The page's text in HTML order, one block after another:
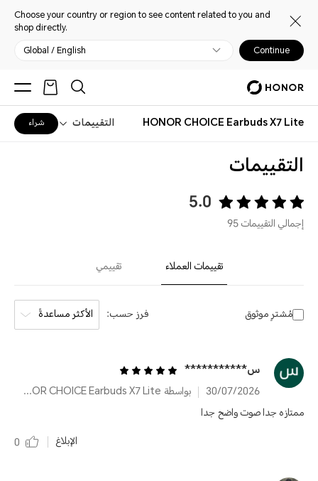
Choose your country or region to see content related to you and
shop directly.
Global / English Continue
HONOR CHOICE Earbuds X7 Lite التقييمات شراء
التقييمات
5.0
إجمالي التقييمات 95
تقييمات العملاء تقييمي
مُشترٍ موثوق فرز حسب: الأكثر مساعدةً
س***********
30/07/2026
بواسطة HONOR CHOICE Earbuds X7 Lite
ممتازه جدا صوت واضح جدا
الإبلاغ
0